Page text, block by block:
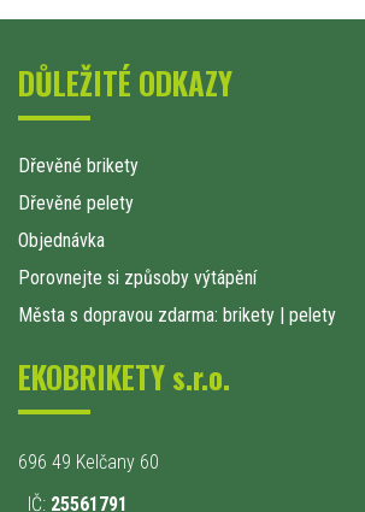
DŮLEŽITÉ ODKAZY
Dřevěné brikety
Dřevěné pelety
Objednávka
Porovnejte si způsoby výtápění
Města s dopravou zdarma: brikety | pelety
EKOBRIKETY s.r.o.
696 49 Kelčany 60
IČ: 25561791